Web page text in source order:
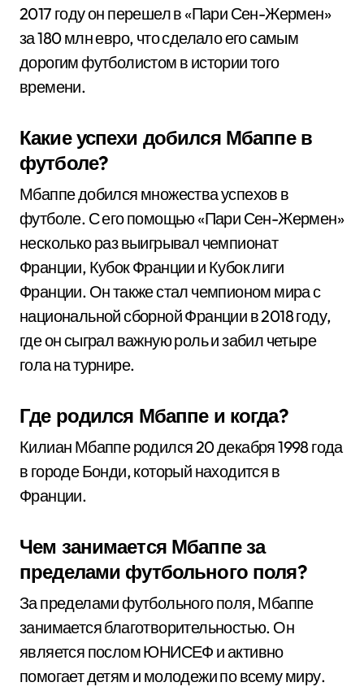
2017 году он перешел в «Пари Сен-Жермен»
за 180 млн евро, что сделало его самым
дорогим футболистом в истории того
времени.
Какие успехи добился Мбаппе в
футболе?
Мбаппе добился множества успехов в
футболе. С его помощью «Пари Сен-Жермен»
несколько раз выигрывал чемпионат
Франции, Кубок Франции и Кубок лиги
Франции. Он также стал чемпионом мира с
национальной сборной Франции в 2018 году,
где он сыграл важную роль и забил четыре
гола на турнире.
Где родился Мбаппе и когда?
Килиан Мбаппе родился 20 декабря 1998 года
в городе Бонди, который находится в
Франции.
Чем занимается Мбаппе за
пределами футбольного поля?
За пределами футбольного поля, Мбаппе
занимается благотворительностью. Он
является послом ЮНИСЕФ и активно
помогает детям и молодежи по всему миру.